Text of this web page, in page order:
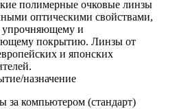
полимерные очковые линзы
оптическими свойствами,
упрочняющему и
покрытию. Линзы от
и японских
назначение
за компьютером (стандарт)